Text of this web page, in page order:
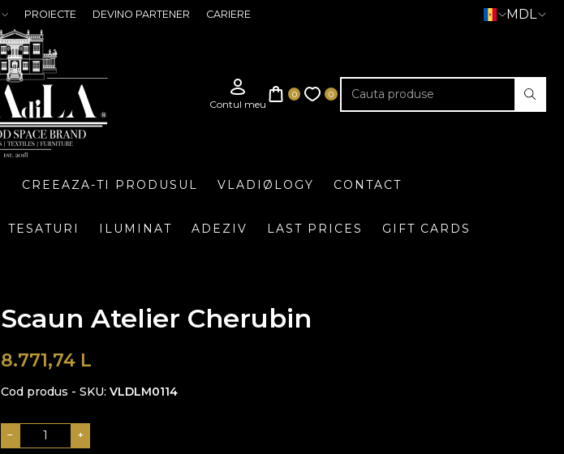
PROIECTE DEVINO PARTENER CARIERE MDL
CREEAZA-TI PRODUSUL VLADIØLOGY CONTACT
TESATURI ILUMINAT ADEZIV LAST PRICES GIFT CARDS
Scaun Atelier Cherubin
8.771,74 L
Cod produs - SKU VLDLM0114
− +